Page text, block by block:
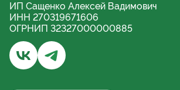
ИП Сащенко Алексей Вадимович
ИНН 270319671606
ОГРНИП 32327000000885
Бывалый турист и рыбак |
Бывалый турист и рыбак |